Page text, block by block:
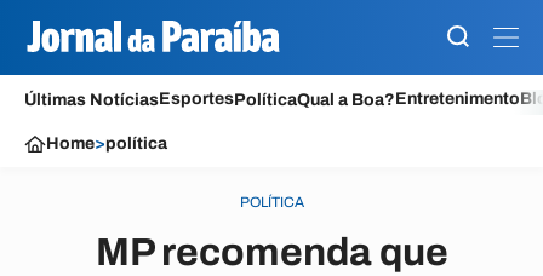
Últimas NotíciasEsportesPolíticaQual a Boa?Entretenimento
Home>política
POLÍTICA
MP recomenda que